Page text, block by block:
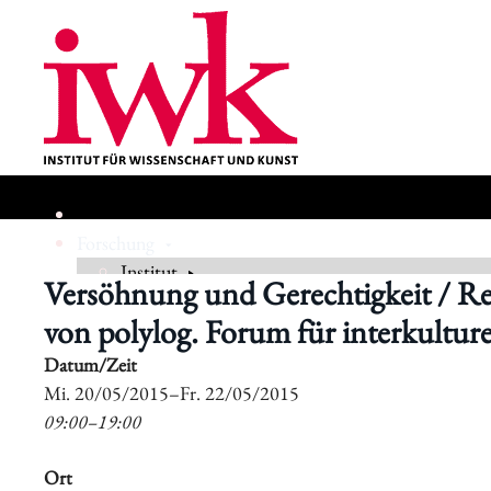
Institut
Geschichte
Versöhnung und Gerechtigkeit /
von polylog. Forum für
Datum/Zeit
​Mi. 20/05/2015–​Fr. 22/05/2015
09:00–19:00
Ort